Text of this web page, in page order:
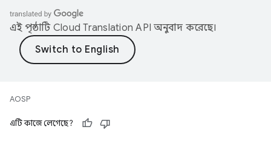
এই পৃষ্ঠাটি Cloud Translation API অনুবাদ করেছে।
AOSP
এটি কাজে লেগেছে?